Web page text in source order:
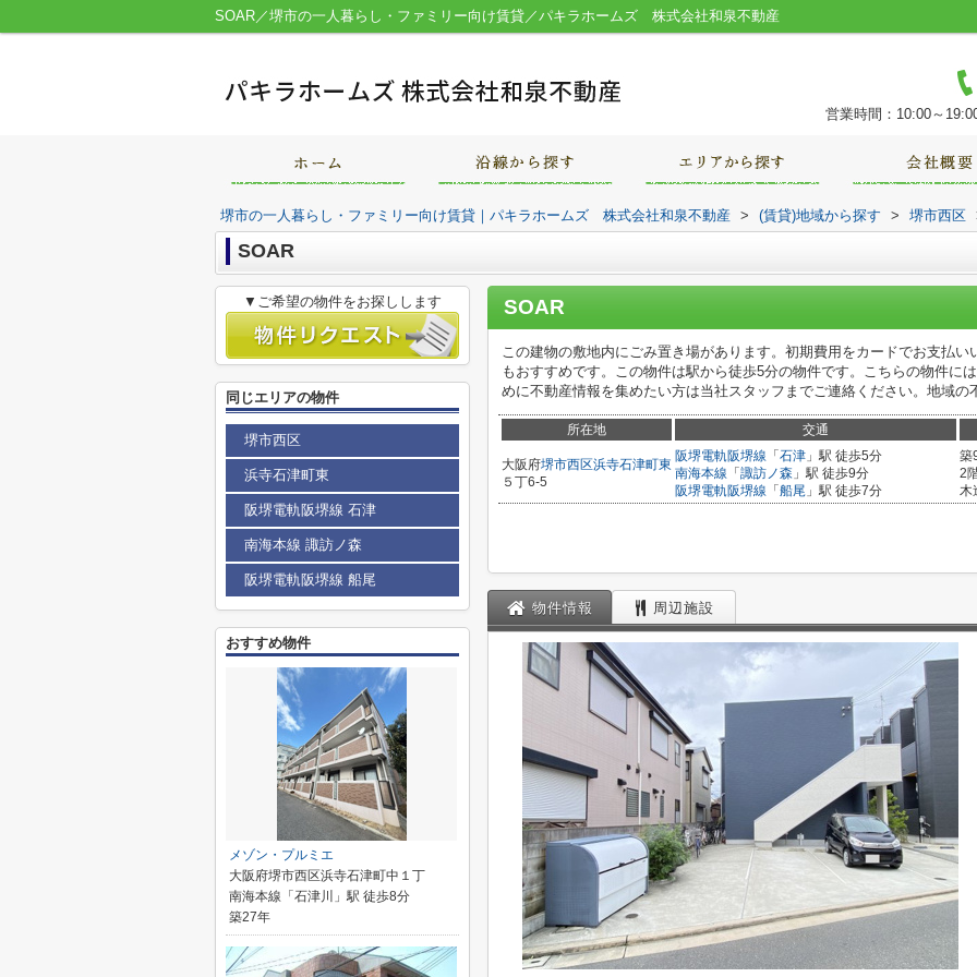
SOAR／堺市の一人暮らし・ファミリー向け賃貸／パキラホームズ 株式会社和泉不動産
営業時間：10:00～
堺市の一人暮らし・ファミリー向け賃貸｜パキラホームズ 株式会社和泉不動産 > (賃貸)地域から探す > 堺市西区
SOAR
SOAR
この建物の敷地内にごみ置き場があります。初期費用をカードでお支払
もおすすめです。この物件は駅から徒歩5分の物件です。こちらの物件に
めに不動産情報を集めたい方は当社スタッフまでご連絡ください。地域
所在地 交通
大阪府堺市西区浜寺石津町東
５丁6-5
阪堺電軌阪堺線 「 石津 」駅 徒歩5分
南海本線 「 諏訪ノ森 」駅 徒歩9分
阪堺電軌阪堺線 「 船尾 」駅 徒歩7分
築
2
木
物件情報 周辺施設
▼ご希望の物件をお探しします
同じエリアの物件
堺市西区
浜寺石津町東
阪堺電軌阪堺線 石津
南海本線 諏訪ノ森
阪堺電軌阪堺線 船尾
おすすめ物件
メゾン・プルミエ
大阪府堺市西区浜寺石津町中１丁
南海本線「石津川」駅 徒歩8分
築27年